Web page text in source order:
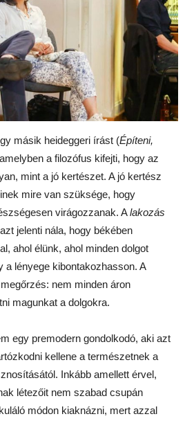
másik heideggeri írást (Építeni,
a filozófus kifejti, hogy az
mint a jó kertészet. A jó kertész
mire van szüksége, hogy
virágozzanak. Alakozás
jelenti nála, hogy békében
ahol élünk, ahol minden dolgot
a lényege kibontakozhasson. A
nem minden áron
magunkat a dolgokra.
egy premodern gondolkodó, aki azt
kellene a természetnek a
Inkább amellett érvel,
létezőit nem szabad csupán
módon kiaknázni, mert azzal